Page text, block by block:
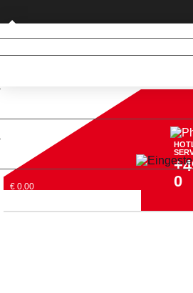
Privatkunde (nur DE)
€ 0,00
0